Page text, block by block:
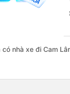
Hòa từ Khánh
nhà xe đi Cam